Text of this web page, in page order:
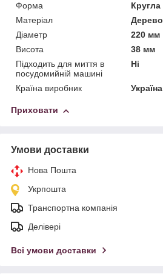
Форма
Кругла
Матеріал
Дерево
Діаметр
220 мм
Висота
38 мм
Підходить для миття в
посудомийній машині
Ні
Країна виробник Україна
Приховати
Умови доставки
Нова Пошта
Укрпошта
Транспортна компанія
Делівері
Всі умови доставки